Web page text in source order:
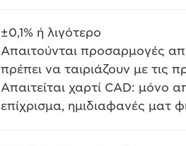
±0,1% ή λιγότερο
Απαιτούνται προσαρμογές
πρέπει να ταιριάζουν με τις
Απαιτείται χαρτί CAD: μόνο
επίχρισμα, ημιδιαφανές ματ